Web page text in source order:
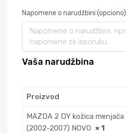
Napomene o narudžbini (opciono)
Vaša narudžbina
Proizvod
MAZDA 2 DY kožica menjača
(2002-2007) NOVO × 1